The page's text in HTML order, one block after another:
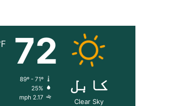
کابل
Clear Sky
72
89º - 71º
25%
2.17 mph